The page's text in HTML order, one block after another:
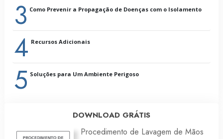
Tratar de Doenças ou dos Seus Sintomas
3 Como Prevenir a Propagação de Doenças com o Isolamento
4 Recursos Adicionais
5 Soluções para Um Ambiente Perigoso
DOWNLOAD GRÁTIS
Procedimento de Lavagem de Mãos